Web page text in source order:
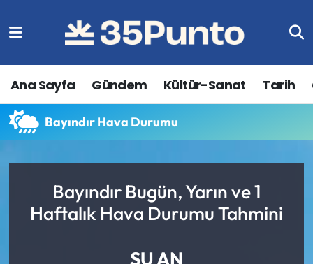
Ana Sayfa Gündem Kültür-Sanat Tarih
Bayındır Hava Durumu
Bayındır Bugün, Yarın ve 1
Haftalık Hava Durumu Tahmini
ŞU AN